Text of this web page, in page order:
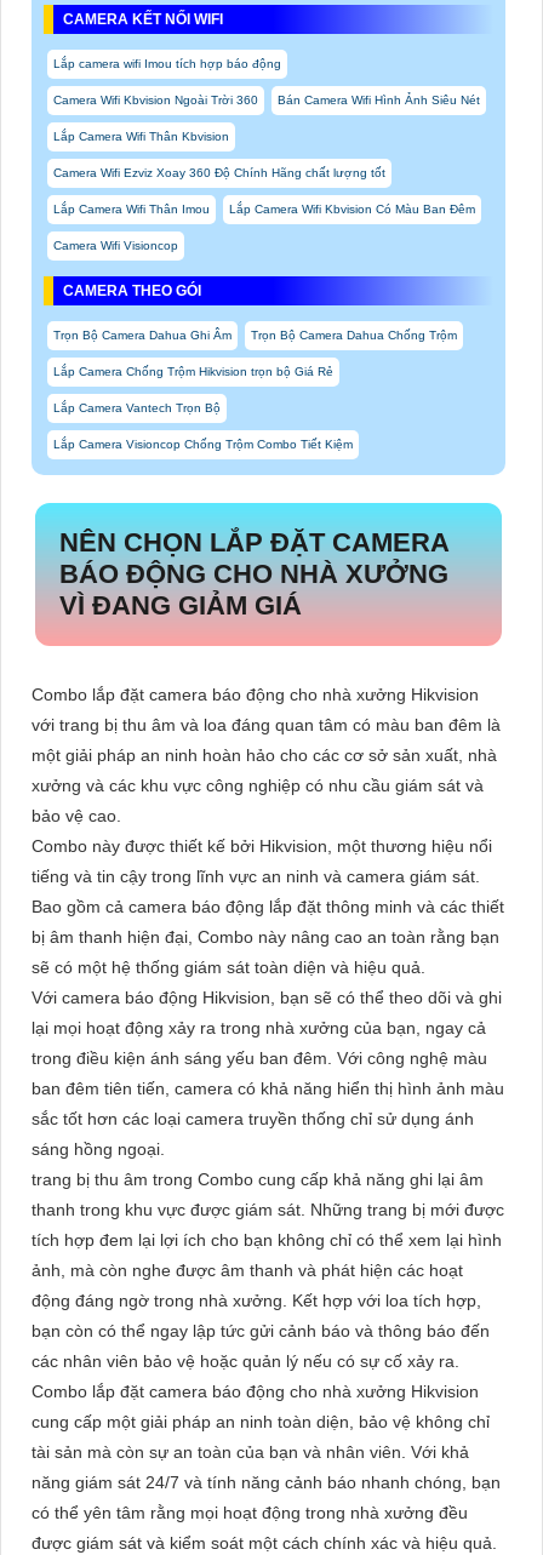
CAMERA KẾT NỐI WIFI
Lắp camera wifi Imou tích hợp báo động
Camera Wifi Kbvision Ngoài Trời 360 Bán Camera Wifi Hình Ảnh Siêu Nét
Lắp Camera Wifi Thân Kbvision
Camera Wifi Ezviz Xoay 360 Độ Chính Hãng chất lượng tốt
Lắp Camera Wifi Thân Imou Lắp Camera Wifi Kbvision Có Màu Ban Đêm
Camera Wifi Visioncop
CAMERA THEO GÓI
Trọn Bộ Camera Dahua Ghi Âm Trọn Bộ Camera Dahua Chống Trộm
Lắp Camera Chống Trộm Hikvision trọn bộ Giá Rẻ
Lắp Camera Vantech Trọn Bộ
Lắp Camera Visioncop Chống Trộm Combo Tiết Kiệm
NÊN CHỌN LẮP ĐẶT CAMERA
BÁO ĐỘNG CHO NHÀ XƯỞNG
VÌ ĐANG GIẢM GIÁ
Combo lắp đặt camera báo động cho nhà xưởng Hikvision
với trang bị thu âm và loa đáng quan tâm có màu ban đêm là
một giải pháp an ninh hoàn hảo cho các cơ sở sản xuất, nhà
xưởng và các khu vực công nghiệp có nhu cầu giám sát và
bảo vệ cao.
Combo này được thiết kế bởi Hikvision, một thương hiệu nổi
tiếng và tin cậy trong lĩnh vực an ninh và camera giám sát.
Bao gồm cả camera báo động lắp đặt thông minh và các thiết
bị âm thanh hiện đại, Combo này nâng cao an toàn rằng bạn
sẽ có một hệ thống giám sát toàn diện và hiệu quả.
Với camera báo động Hikvision, bạn sẽ có thể theo dõi và ghi
lại mọi hoạt động xảy ra trong nhà xưởng của bạn, ngay cả
trong điều kiện ánh sáng yếu ban đêm. Với công nghệ màu
ban đêm tiên tiến, camera có khả năng hiển thị hình ảnh màu
sắc tốt hơn các loại camera truyền thống chỉ sử dụng ánh
sáng hồng ngoại.
trang bị thu âm trong Combo cung cấp khả năng ghi lại âm
thanh trong khu vực được giám sát. Những trang bị mới được
tích hợp đem lại lợi ích cho bạn không chỉ có thể xem lại hình
ảnh, mà còn nghe được âm thanh và phát hiện các hoạt
động đáng ngờ trong nhà xưởng. Kết hợp với loa tích hợp,
bạn còn có thể ngay lập tức gửi cảnh báo và thông báo đến
các nhân viên bảo vệ hoặc quản lý nếu có sự cố xảy ra.
Combo lắp đặt camera báo động cho nhà xưởng Hikvision
cung cấp một giải pháp an ninh toàn diện, bảo vệ không chỉ
tài sản mà còn sự an toàn của bạn và nhân viên. Với khả
năng giám sát 24/7 và tính năng cảnh báo nhanh chóng, bạn
có thể yên tâm rằng mọi hoạt động trong nhà xưởng đều
được giám sát và kiểm soát một cách chính xác và hiệu quả.